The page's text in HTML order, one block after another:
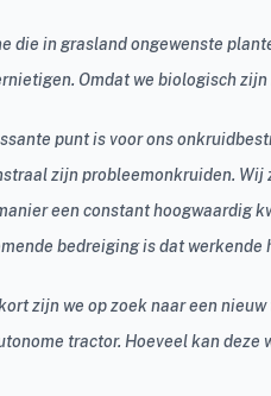
die in grasland ongewenste
Omdat we biologisch
punt is voor ons
zijn probleemonkruiden.
een constant hoogwaardig
bedreiging is dat werkende
zijn we op zoek naar een
tractor. Hoeveel kan deze